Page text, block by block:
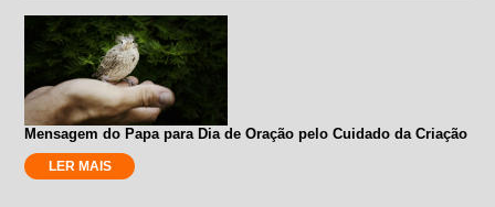
Mensagem do Papa para Dia de Oração pelo Cuidado da Criação
LER MAIS